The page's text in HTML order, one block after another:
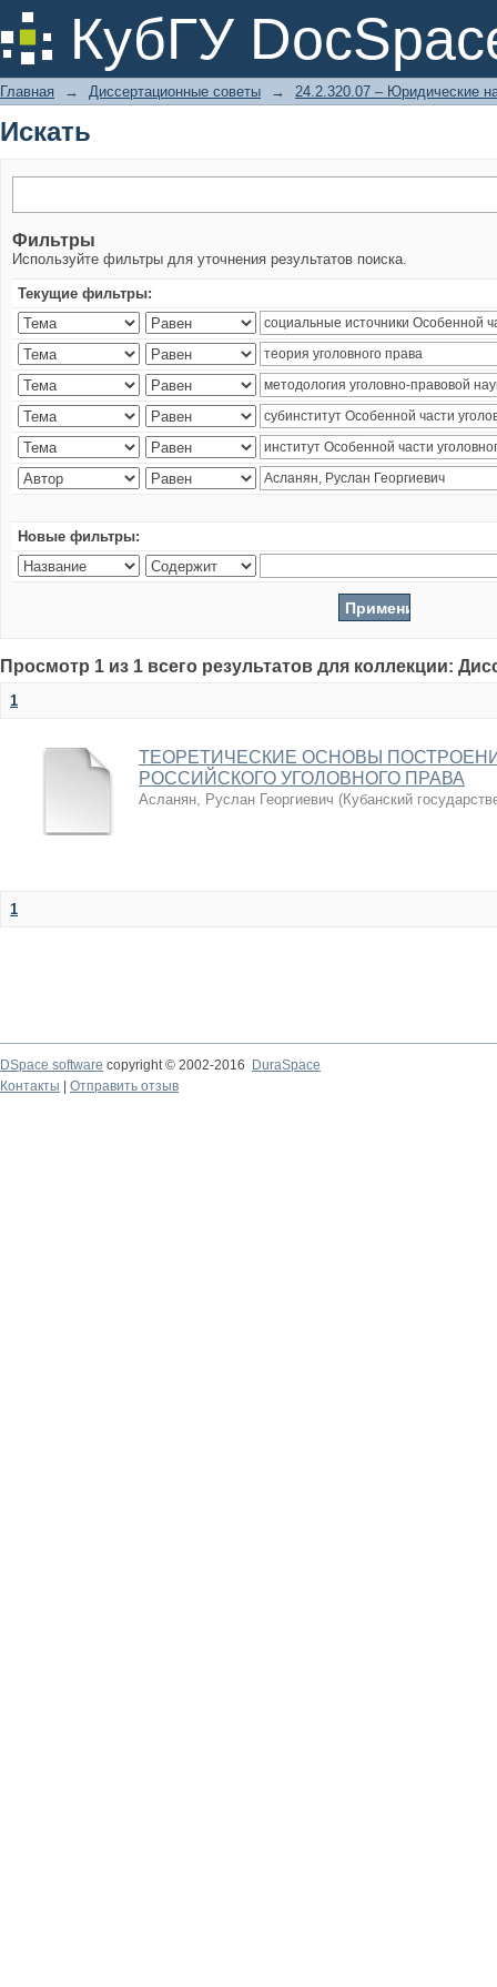
КубГУ
Искать
Главная → Диссертационные советы → 24.2.320.07 – Юридические
Искать
Фильтры
Используйте фильтры для уточнения результатов поиска.
Текущие фильтры:
Новые фильтры:
Просмотр 1 из 1 всего результатов для коллекции:
1
ТЕОРЕТИЧЕСКИЕ ОСНОВЫ
РОССИЙСКОГО УГОЛОВНОГО ПРАВА
Асланян, Руслан Георгиевич (Кубанский
1
DSpace software copyright © 2002-2016
DuraSpace
Контакты
Отправить отзыв